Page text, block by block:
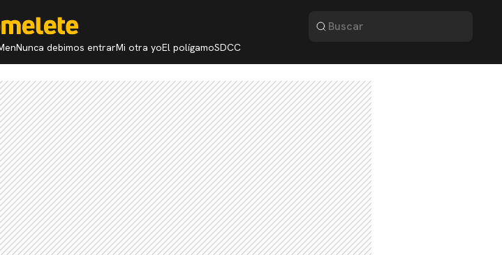
Nunca debimos entrarMi otra yoEl polígamoSDCC